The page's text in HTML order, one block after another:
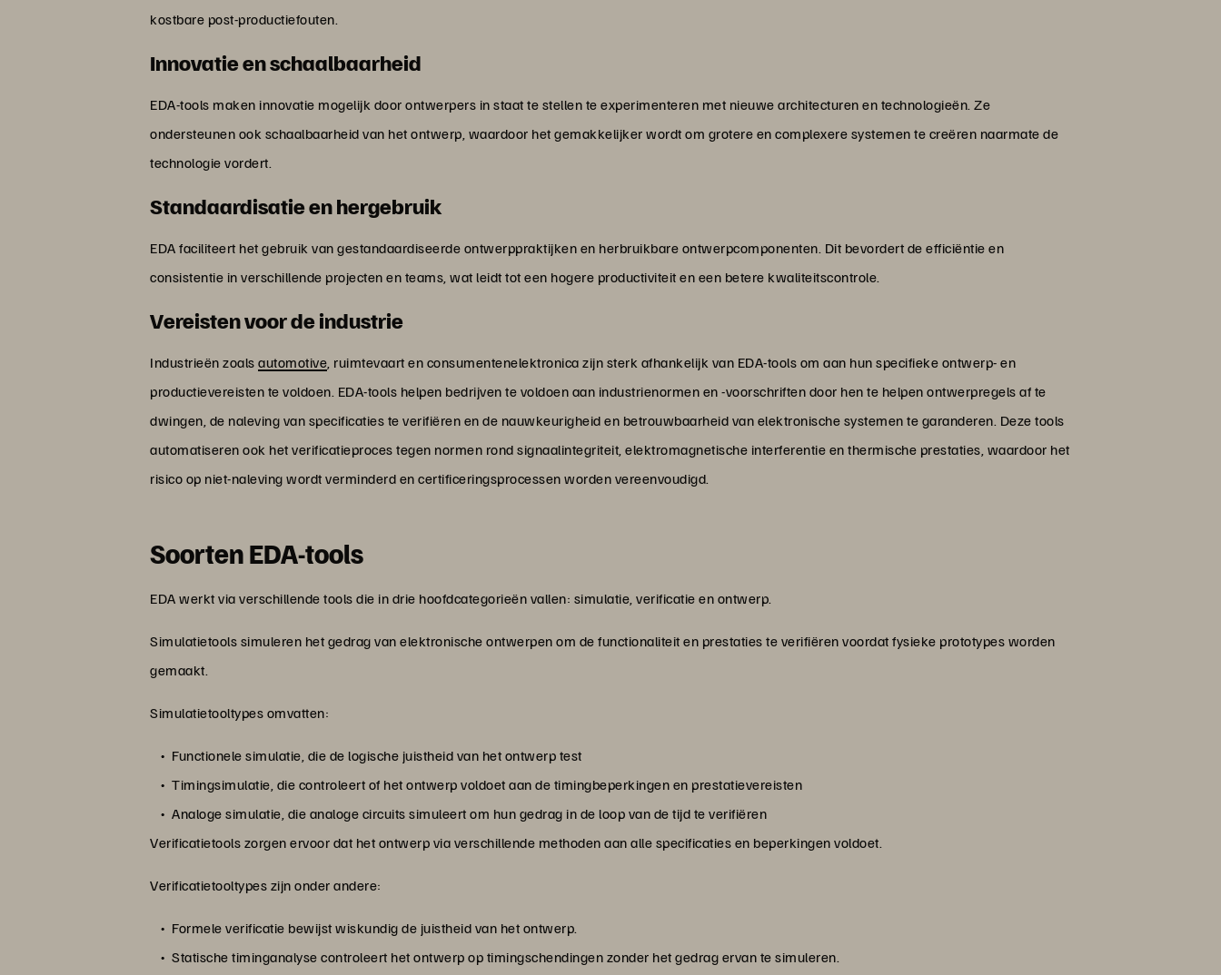
kostbare post-productiefouten.
Innovatie en schaalbaarheid
EDA-tools maken innovatie mogelijk door ontwerpers in staat te stellen te experimenteren met nieuwe architecturen en technologieën. Ze
ondersteunen ook schaalbaarheid van het ontwerp, waardoor het gemakkelijker wordt om grotere en complexere systemen te creëren naarmate de
technologie vordert.
Standaardisatie en hergebruik
EDA faciliteert het gebruik van gestandaardiseerde ontwerppraktijken en herbruikbare ontwerpcomponenten. Dit bevordert de efficiëntie en
consistentie in verschillende projecten en teams, wat leidt tot een hogere productiviteit en een betere kwaliteitscontrole.
Vereisten voor de industrie
Industrieën zoalsautomotive , ruimtevaart en consumentenelektronica zijn sterk afhankelijk van EDA-tools om aan hun specifieke ontwerp- en
productievereisten te voldoen. EDA-tools helpen bedrijven te voldoen aan industrienormen en -voorschriften door hen te helpen ontwerpregels af te
dwingen, de naleving van specificaties te verifiëren en de nauwkeurigheid en betrouwbaarheid van elektronische systemen te garanderen. Deze tools
automatiseren ook het verificatieproces tegen normen rond signaalintegriteit, elektromagnetische interferentie en thermische prestaties, waardoor het
risico op niet-naleving wordt verminderd en certificeringsprocessen worden vereenvoudigd.
Soorten EDA-tools
EDA werkt via verschillende tools die in drie hoofdcategorieën vallen: simulatie, verificatie en ontwerp.
Simulatietools simuleren het gedrag van elektronische ontwerpen om de functionaliteit en prestaties te verifiëren voordat fysieke prototypes worden
gemaakt.
Simulatietooltypes omvatten:
Functionele simulatie, die de logische juistheid van het ontwerp test
Timingsimulatie, die controleert of het ontwerp voldoet aan de timingbeperkingen en prestatievereisten
Analoge simulatie, die analoge circuits simuleert om hun gedrag in de loop van de tijd te verifiëren
Verificatietools zorgen ervoor dat het ontwerp via verschillende methoden aan alle specificaties en beperkingen voldoet.
Verificatietooltypes zijn onder andere:
Formele verificatie bewijst wiskundig de juistheid van het ontwerp.
Statische timinganalyse controleert het ontwerp op timingschendingen zonder het gedrag ervan te simuleren.